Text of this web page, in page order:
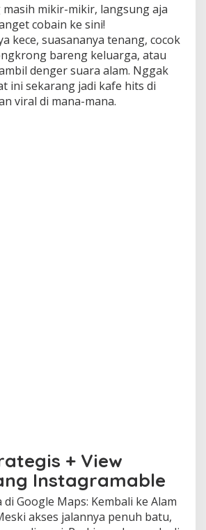
masih mikir-mikir, langsung aja
cobain ke sini!
kece, suasananya tenang, cocok
bareng keluarga, atau
denger suara alam. Nggak
ini sekarang jadi kafe hits di
viral di mana-mana.
+ View
Instagramable
Google Maps: Kembali ke Alam
akses jalannya penuh batu,